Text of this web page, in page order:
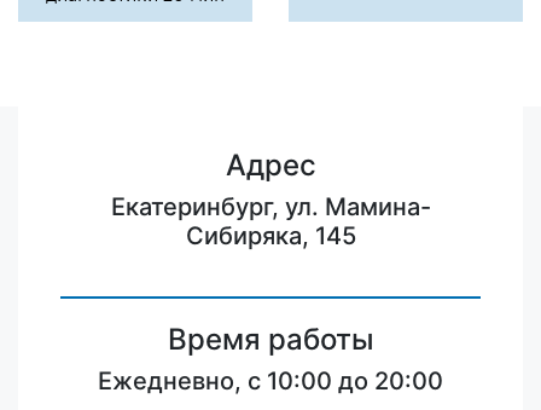
Адрес
Екатеринбург, ул. Мамина-
Сибиряка, 145
Время работы
Ежедневно, с 10:00 до 20:00